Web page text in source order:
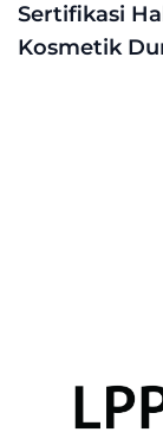
Sertifikasi
Kosmetik